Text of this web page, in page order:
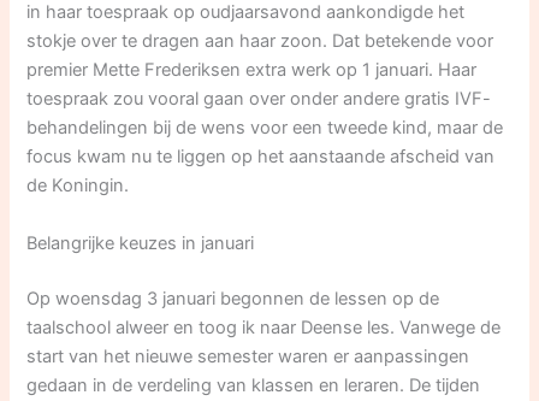
in haar toespraak op oudjaarsavond aankondigde het
stokje over te dragen aan haar zoon. Dat betekende voor
premier Mette Frederiksen extra werk op 1 januari. Haar
toespraak zou vooral gaan over onder andere gratis IVF-
behandelingen bij de wens voor een tweede kind, maar de
focus kwam nu te liggen op het aanstaande afscheid van
de Koningin.
Belangrijke keuzes in januari
Op woensdag 3 januari begonnen de lessen op de
taalschool alweer en toog ik naar Deense les. Vanwege de
start van het nieuwe semester waren er aanpassingen
gedaan in de verdeling van klassen en leraren. De tijden